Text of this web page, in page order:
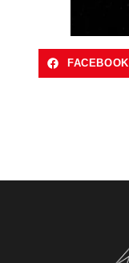
FACEBOOK